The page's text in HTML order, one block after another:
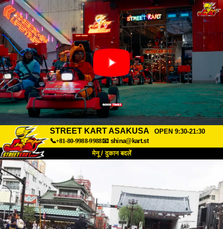
STREET KART ASAKUSA
OPEN 9:30-21:30
📞+81-80-9988-9988📧 shina@kart.st
मेनू / दुकान बदलें
हमारे बारे में विशेषताएँ कीमत
पहुंच वॉयस FAQ
कंपनी बुकिंग